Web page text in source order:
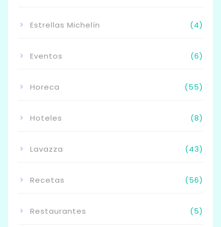
Estrellas Michelín (4)
Eventos (6)
Horeca (55)
Hoteles (8)
Lavazza (43)
Recetas (56)
Restaurantes (5)